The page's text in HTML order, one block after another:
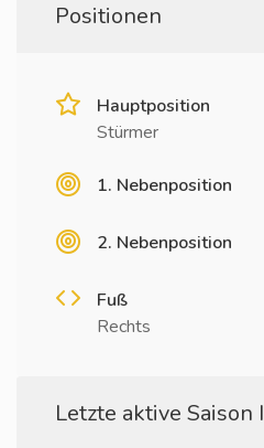
Positionen
Hauptposition
Stürmer
1. Nebenposition
2. Nebenposition
Fuß
Rechts
Letzte aktive Saison I